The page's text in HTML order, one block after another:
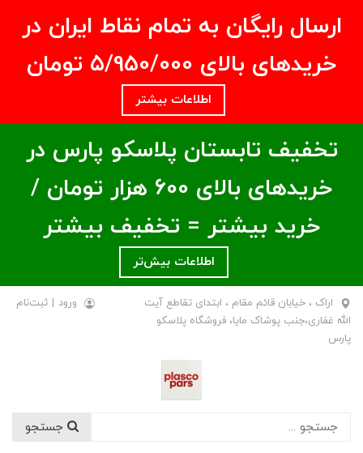
ارسال رایگان به تمام نقاط ایران در
خریدهای بالای ۵/950/000 تومان
اطلاعات بیشتر
تخفیف تابستان پلاسکو پارس در
خریدهای بالای ۶00 هزار تومان /
خرید بیشتر = تخفیف بیشتر
اطلاعات بیش‌تر
اراک ، خیابان قائم مقام ، ابتدای تقاطع آیت
الله غفاری،جنب پوشاک مایا، فروشگاه پلاسکو
پارس
ورود | ثبت‌نام